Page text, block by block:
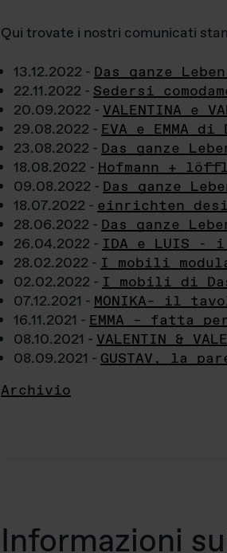
Qui trovate i nostri comunicati
13.12.2022 - Das ganze
22.11.2022 - Sedersi
20.09.2022 - VALENTINA
29.08.2022 - EVA e EMMA
23.08.2022 - Das ganze
18.08.2022 - Hofmann +
09.08.2022 - Das ganze
18.07.2022 - einrichten
28.06.2022 - Das ganze
26.04.2022 - IDA e LUIS - i
28.02.2022 - I mobili
02.02.2022 - I mobili di
07.12.2021 - MONIKA– il
16.11.2021 - EMMA – fatta
08.10.2021 - VALENTIN &
08.09.2021 - GUSTAV, la
Archivio
Informazioni